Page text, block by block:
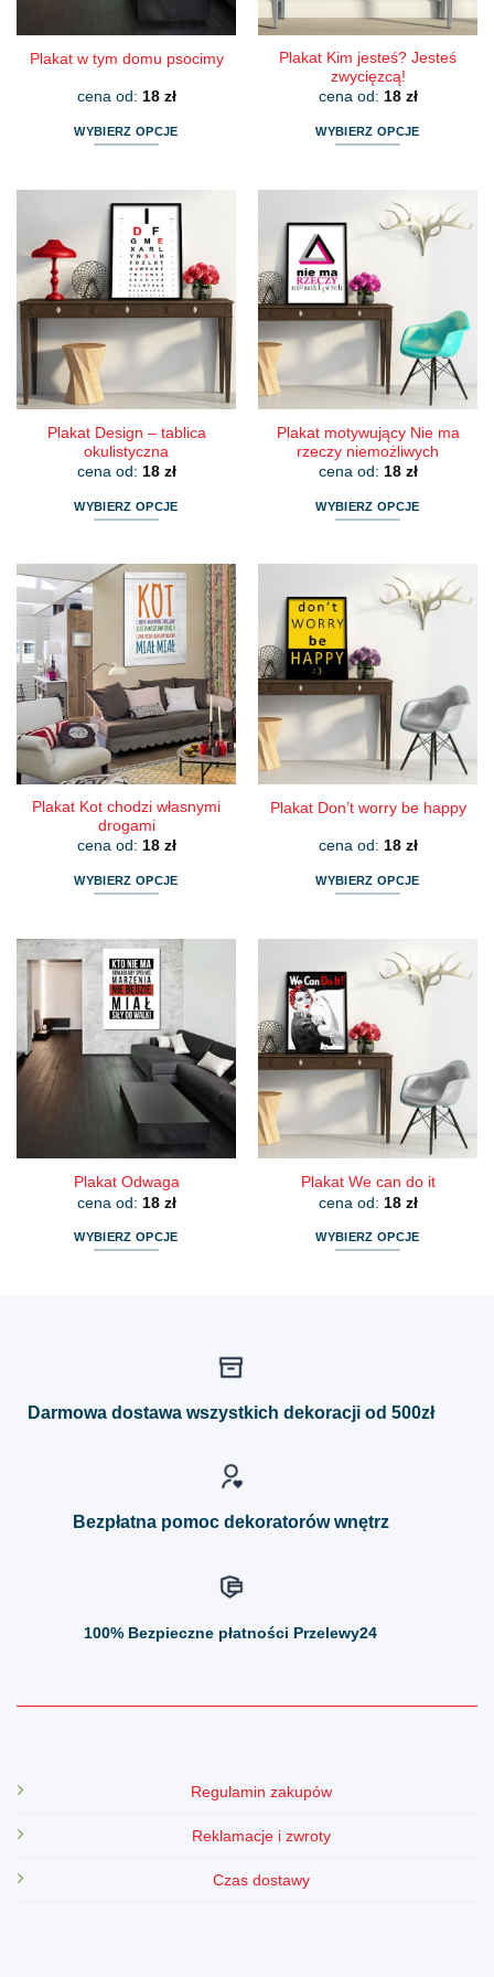
produktu
Plakat w tym domu psocimy
cena od: 18 zł
WYBIERZ OPCJE
ma
wiele
wariantów.
Opcje
można
wybrać
na
stronie
produktu
Plakat Kim jesteś? Jesteś
zwycięzcą!
cena od: 18 zł
WYBIERZ OPCJE
wiele
wariantów.
Opcje
można
wybrać
na
stronie
produktu
Plakat Design – tablica
okulistyczna
cena od: 18 zł
WYBIERZ OPCJE
ma
wiele
wariantów.
Opcje
można
wybrać
na
stronie
produktu
Plakat motywujący Nie ma
rzeczy niemożliwych
cena od: 18 zł
WYBIERZ OPCJE
wiele
wariantów.
Opcje
można
wybrać
na
stronie
produktu
Plakat Kot chodzi własnymi
drogami
cena od: 18 zł
WYBIERZ OPCJE
ma
wiele
wariantów.
Opcje
można
wybrać
na
stronie
Plakat Don’t worry be happy
cena od: 18 zł
WYBIERZ OPCJE
wiele
wariantów.
Opcje
można
wybrać
na
stronie
produktu
Plakat Odwaga
cena od: 18 zł
WYBIERZ OPCJE
Plakat We can do it
cena od: 18 zł
WYBIERZ OPCJE
można
Darmowa dostawa wszystkich dekoracji od 500zł
Bezpłatna pomoc dekoratorów wnętrz
100% Bezpieczne płatności Przelewy24
Regulamin zakupów
Reklamacje i zwroty
Czas dostawy